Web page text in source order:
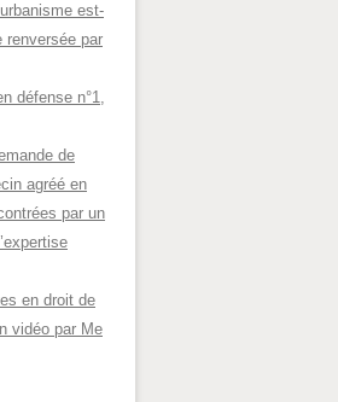
est-
renversée par
défense n°1,
de
agréé en
par un
en droit de
vidéo par Me